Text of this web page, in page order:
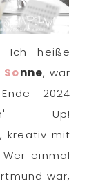
Ich heiße
Sonne, war
2024
Up!
kreativ mit
einmal
war,